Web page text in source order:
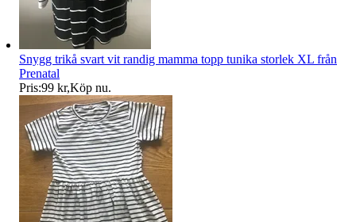
Snygg trikå svart vit randig mamma topp tunika storlek XL från
Prenatal
Pris:99 kr,Köp nu.